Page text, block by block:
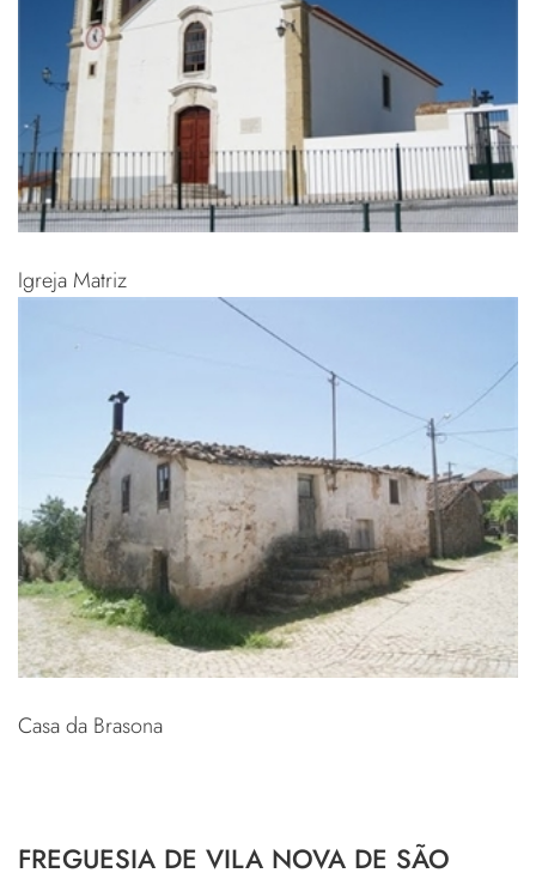
Igreja Matriz
Casa da Brasona
FREGUESIA DE VILA NOVA DE SÃO